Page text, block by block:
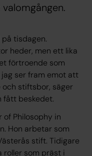
tisdagen.
heder, men ett lika
förtroende som
ser fram emot att
stiftsbor, säger
fått beskedet.
of Philosophy in
Hon arbetar som
stift. Tidigare
roller som präst i